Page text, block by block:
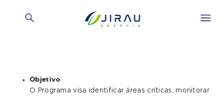
Objetivo
O Programa visa identificar áreas críticas, monitorar